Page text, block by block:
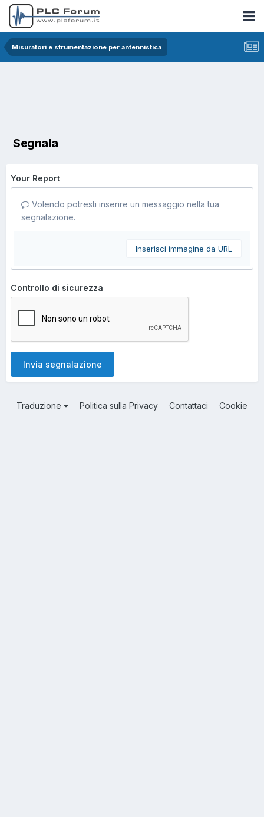
Misuratori e strumentazione per antennistica
Segnala
Your Report
Volendo potresti inserire un messaggio nella tua
segnalazione.
Inserisci immagine da URL
Controllo di sicurezza
Invia segnalazione
Traduzione Politica sulla Privacy Contattaci Cookie